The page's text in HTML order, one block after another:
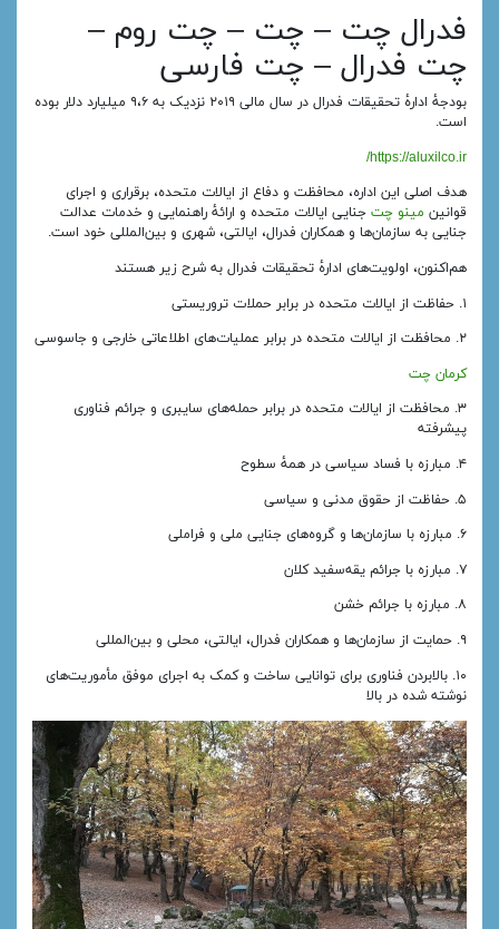
فدرال چت – چت – چت روم –
چت فدرال – چت فارسی
بودجهٔ ادارهٔ تحقیقات فدرال در سال مالی ۲۰۱۹ نزدیک به ۹،۶ میلیارد دلار بوده
است.
https://aluxilco.ir/
هدف اصلی این اداره، محافظت و دفاع از ایالات متحده، برقراری و اجرای
قوانین مینو چتجنایی ایالات متحده و ارائهٔ راهنمایی و خدمات عدالت
جنایی به سازمان‌ها و همکاران فدرال، ایالتی، شهری و بین‌المللی خود است.
هم‌اکنون، اولویت‌های ادارهٔ تحقیقات فدرال به شرح زیر هستند
۱. حفاظت از ایالات متحده در برابر حملات تروریستی
۲. محافظت از ایالات متحده در برابر عملیات‌های اطلاعاتی خارجی و جاسوسی
کرمان چت
۳. محافظت از ایالات متحده در برابر حمله‌های سایبری و جرائم فناوری
پیشرفته
۴. مبارزه با فساد سیاسی در همهٔ سطوح
۵. حفاظت از حقوق مدنی و سیاسی
۶. مبارزه با سازمان‌ها و گروه‌های جنایی ملی و فراملی
۷. مبارزه با جرائم یقه‌سفید کلان
۸. مبارزه با جرائم خشن
۹. حمایت از سازمان‌ها و همکاران فدرال، ایالتی، محلی و بین‌المللی
۱۰. بالابردن فناوری برای توانایی ساخت و کمک به اجرای موفق مأموریت‌های
نوشته شده در بالا